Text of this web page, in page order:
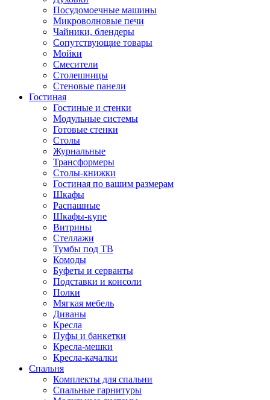
Посудомоечные машины
Микроволновые печи
Чайники, блендеры
Сопутствующие товары
Мойки
Смесители
Столешницы
Стеновые панели
Гостиная
Гостиные и стенки
Модульные системы
Готовые стенки
Столы
Журнальные
Трансформеры
Столы-книжки
Гостиная по вашим размерам
Шкафы
Распашные
Шкафы-купе
Витрины
Стеллажи
Тумбы под ТВ
Комоды
Буфеты и серванты
Подставки и консоли
Полки
Мягкая мебель
Диваны
Кресла
Пуфы и банкетки
Кресла-мешки
Кресла-качалки
Спальня
Комплекты для спальни
Спальные гарнитуры